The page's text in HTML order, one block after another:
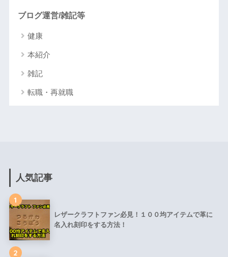
ブログ運営/雑記等
健康
本紹介
雑記
転職・再就職
人気記事
1
レザークラフトファン必見！１００均アイテムで革に
名入れ刻印をする方法！
2